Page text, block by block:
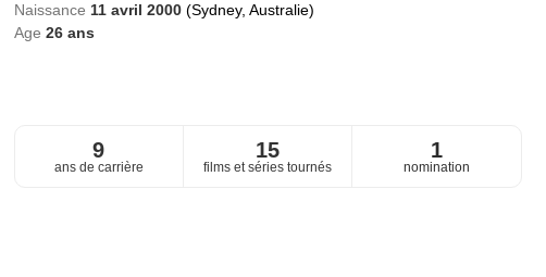
Naissance 11 avril 2000 (Sydney, Australie)
Age 26ans
9
ans de carrière
15
films et séries tournés
1
nomination